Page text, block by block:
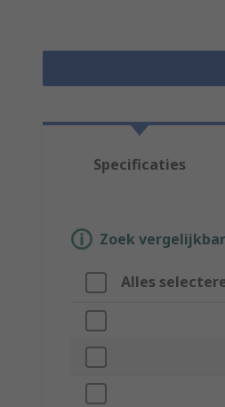
Specificaties
Zoek
Alles